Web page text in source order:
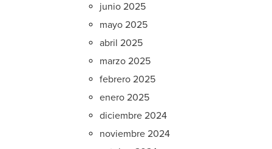
junio 2025
mayo 2025
abril 2025
marzo 2025
febrero 2025
enero 2025
diciembre 2024
noviembre 2024